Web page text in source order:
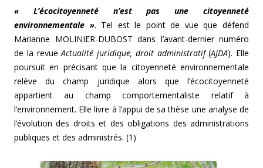
« L’écocitoyenneté n’est pas une citoyenneté
environnementale ». Tel est le point de vue que défend
Marianne MOLINIER-DUBOST dans l’avant-dernier numéro
de la revueActualité juridique, droit administratif(AJDA). Elle
poursuit en précisant que la citoyenneté environnementale
relève du champ juridique alors que l’écocitoyenneté
appartient au champ comportementaliste relatif à
l’environnement. Elle livre à l’appui de sa thèse une analyse de
l’évolution des droits et des obligations des administrations
publiques et des administrés. (1)